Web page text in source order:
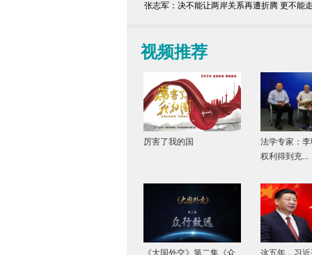
张志军：决不能让两岸关系再遭折腾 更不能
视频推荐
厉害了我的国
法学专家：
权利得到充...
《大国外交》第二集《众 这五年，习